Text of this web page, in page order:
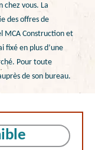
vous. La
des offres de
MCA Construction et
fixé en plus d’une
Pour toute
de son bureau.